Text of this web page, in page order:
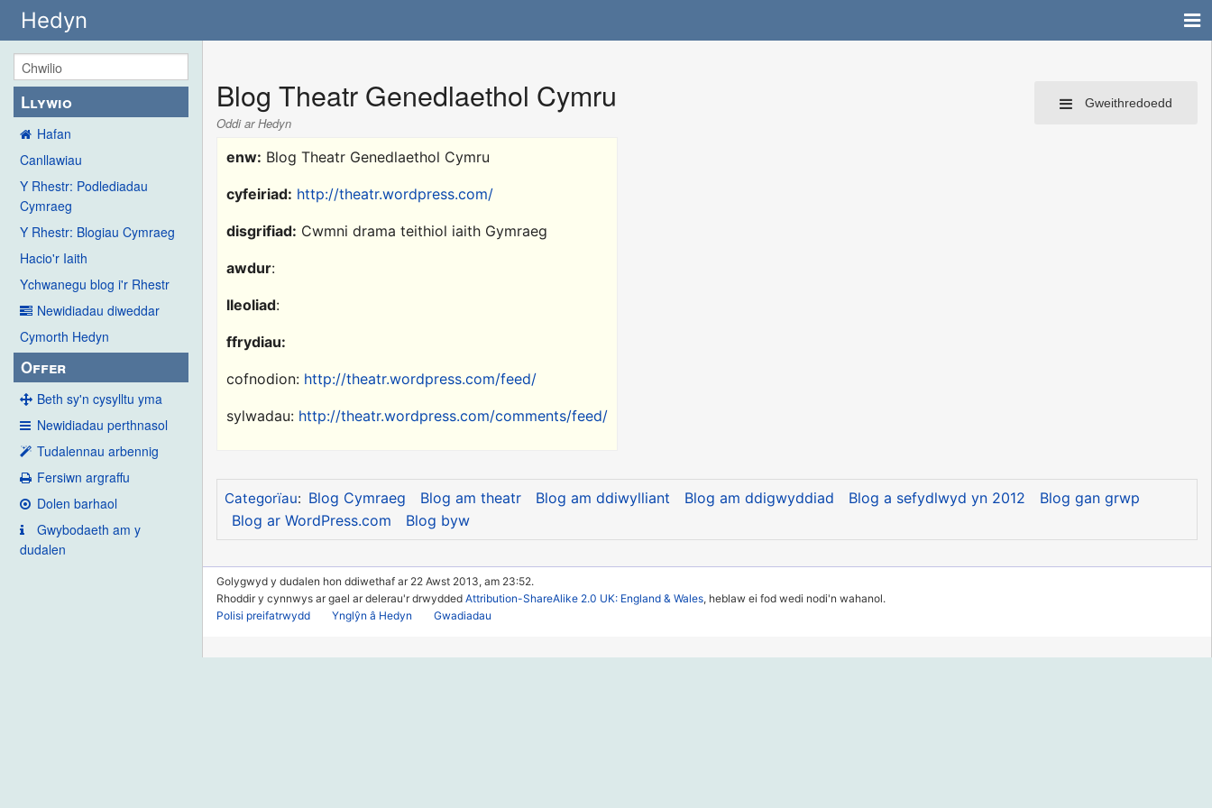
Hedyn
Llywio
Hafan
Canllawiau
Y Rhestr: Podlediadau
Cymraeg
Y Rhestr: Blogiau Cymraeg
Hacio'r Iaith
Ychwanegu blog i'r Rhestr
Newidiadau diweddar
Cymorth Hedyn
Offer
Beth sy'n cysylltu yma
Newidiadau perthnasol
Tudalennau arbennig
Fersiwn argraffu
Dolen barhaol
Gwybodaeth am y
dudalen
Gweithredoedd
Blog Theatr Genedlaethol Cymru
Oddi ar Hedyn
enw: Blog Theatr Genedlaethol Cymru
cyfeiriad: http://theatr.wordpress.com/
disgrifiad: Cwmni drama teithiol iaith Gymraeg
awdur:
lleoliad:
ffrydiau:
cofnodion: http://theatr.wordpress.com/feed/
sylwadau: http://theatr.wordpress.com/comments/feed/
Categorïau: Blog Cymraeg Blog am theatr Blog am ddiwylliant Blog am ddigwyddiad Blog a sefydlwyd yn 2012
Blog gan grwp
Blog ar WordPress.com
Blog byw
Golygwyd y dudalen hon ddiwethaf ar 22 Awst 2013, am 23:52.
Rhoddir y cynnwys ar gael ar delerau'r drwyddedAttribution-ShareAlike 2.0 UK: England & Wales, heblaw ei fod wedi nodi'n wahanol.
Polisi preifatrwydd
Ynglŷn â Hedyn Gwadiadau